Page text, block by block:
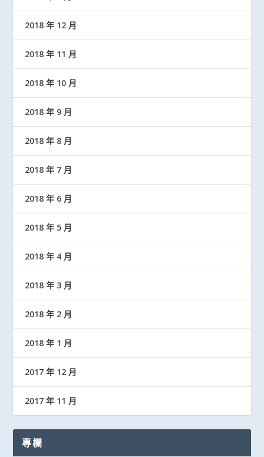
2018 年 12 月
2018 年 11 月
2018 年 10 月
2018 年 9 月
2018 年 8 月
2018 年 7 月
2018 年 6 月
2018 年 5 月
2018 年 4 月
2018 年 3 月
2018 年 2 月
2018 年 1 月
2017 年 12 月
2017 年 11 月
專欄